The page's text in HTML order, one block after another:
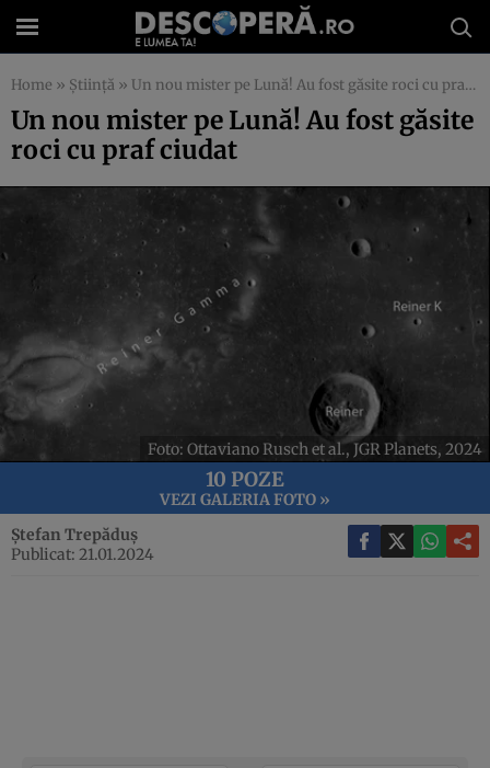
Home » Știință » Un nou mister pe Lună! Au fost găsite roci cu praf ciudat
Un nou mister pe Lună! Au fost găsite
roci cu praf ciudat
Foto: Ottaviano Rusch et al., JGR Planets, 2024
10 POZE
VEZI GALERIA FOTO »
Ștefan Trepăduș
Publicat: 21.01.2024